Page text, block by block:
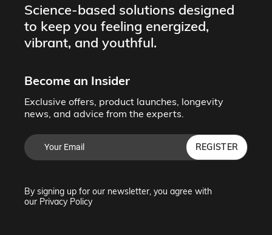
Science-based solutions designed
to keep you feeling energized,
vibrant, and youthful.
Become an Insider
Exclusive offers, product launches, longevity
news, and advice from the experts.
REGISTER
By signing up for our newsletter, you agree with
our Privacy Policy